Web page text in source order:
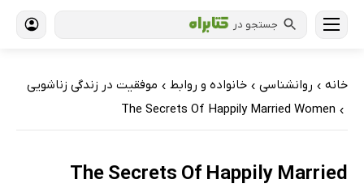
جستجو در
خانه › روانشناسی › خانواده و روابط › موفقیت در زندگی زناشویی
›
The Secrets Of Happily Married Women
The Secrets Of Happily Married